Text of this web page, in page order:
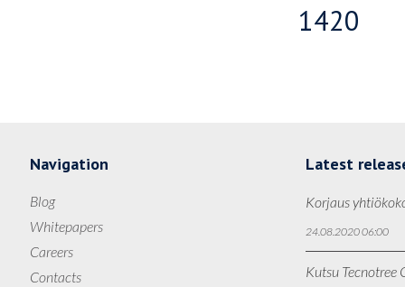
1420
Navigation
Blog
Whitepapers
Careers
Contacts
Latest
Korjaus
24.08.2020 06:00
Kutsu Tecnotree